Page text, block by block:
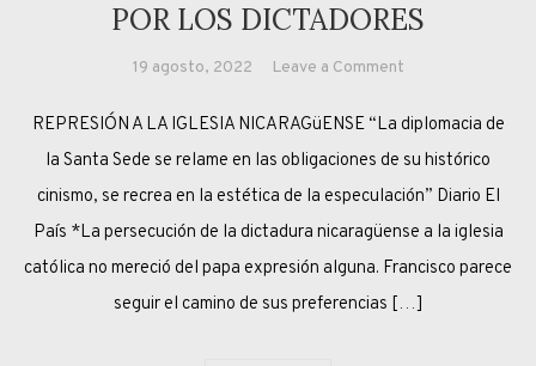
POR LOS DICTADORES
19 agosto, 2022 Leave a Commenton
PAPA
Y
SU
AFECTO
POR
LOS
REPRESIÓN A LA IGLESIA NICARAGüENSE “La diplomacia de
la Santa Sede se relame en las obligaciones de su histórico
cinismo, se recrea en la estética de la especulación” Diario El
País *La persecución de la dictadura nicaragüense a la iglesia
católica no mereció del papa expresión alguna. Francisco parece
seguir el camino de sus preferencias […]